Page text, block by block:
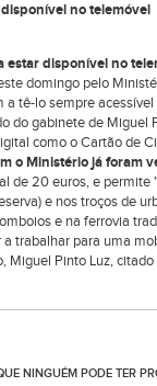
no telemóvel
estar disponível no
domingo pelo
a tê-lo sempre
do gabinete de Miguel
como o Cartão de
o Ministério já foram
de 20 euros, e
e nos troços de
e na ferrovia
trabalhar para uma
Miguel Pinto Luz,
NINGUÉM PODE TER